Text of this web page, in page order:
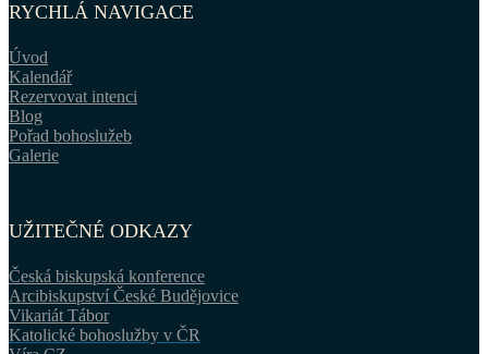
RYCHLÁ NAVIGACE
Úvod
Kalendář
Rezervovat intenci
Blog
Pořad bohoslužeb
Galerie
UŽITEČNÉ ODKAZY
Česká biskupská konference
Arcibiskupství České Budějovice
Vikariát Tábor
Katolické bohoslužby v ČR